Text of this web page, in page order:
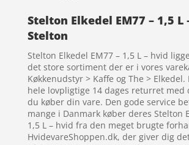
Stelton Elkedel EM77 – 1,5 L
Stelton
Stelton Elkedel EM77 – 1,5 L – hvid
det store sortiment der er i vores
Køkkenudstyr > Kaffe og The > Elkedel.
hele lovpligtige 14 dages returret med
du køber din vare. Den gode service
mange i Danmark køber deres Stelton
1,5 L – hvid fra den meget brugte
HvidevareShoppen.dk, der giver dig